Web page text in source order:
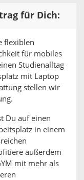
für Dich:
flexiblen
für mobiles
Studienalltag
mit Laptop
stellen wir
Du auf einen
in einem
außerdem
mit mehr als